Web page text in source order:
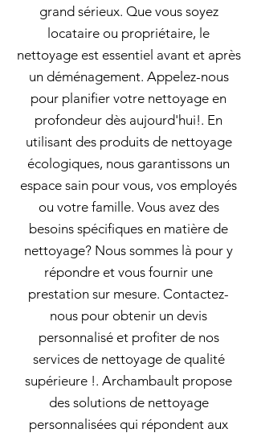
grand sérieux. Que vous soyez
locataire ou propriétaire, le
nettoyage est essentiel avant et après
un déménagement. Appelez-nous
pour planifier votre nettoyage en
profondeur dès aujourd'hui!. En
utilisant des produits de nettoyage
écologiques, nous garantissons un
espace sain pour vous, vos employés
ou votre famille. Vous avez des
besoins spécifiques en matière de
nettoyage? Nous sommes là pour y
répondre et vous fournir une
prestation sur mesure. Contactez-
nous pour obtenir un devis
personnalisé et profiter de nos
services de nettoyage de qualité
supérieure !. Archambault propose
des solutions de nettoyage
personnalisées qui répondent aux